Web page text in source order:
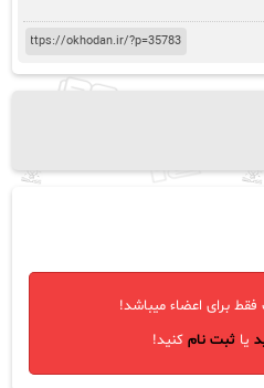
فقط برای اعضاء میباشد!
یاثبت نام کنید!